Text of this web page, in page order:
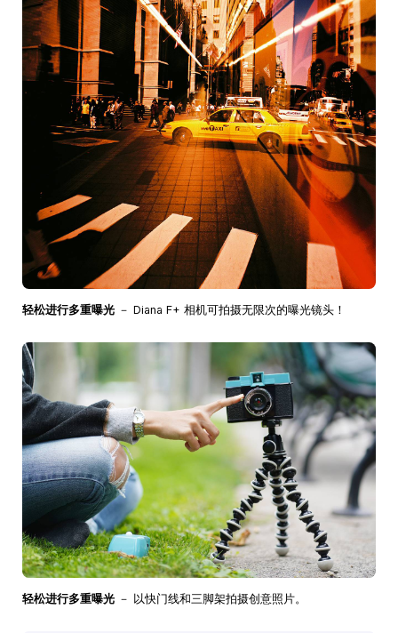
轻松进行多重曝光 － Diana F+ 相机可拍摄无限次的曝光镜头！
轻松进行多重曝光 － 以快门线和三脚架拍摄创意照片。